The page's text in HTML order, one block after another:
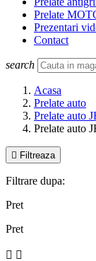
Prelate
Prezentari
Contact
search
Acasa
Prelate auto
Prelate auto
Prelate auto
 Filtreaza
Filtrare dupa:
Pret
Pret
 